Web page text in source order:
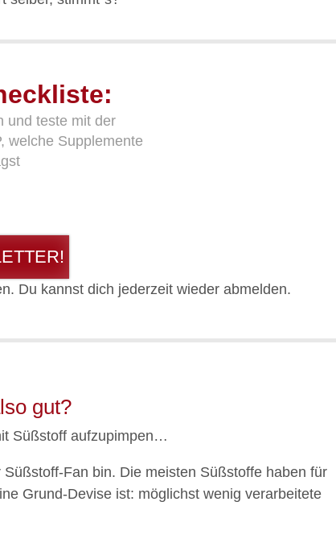
und teste mit der
welche Supplemente
Du kannst dich jederzeit wieder abmelden.
gut?
Süßstoff aufzupimpen…
Fan bin. Die meisten Süßstoffe haben für
Grund-Devise ist: möglichst wenig verarbeitete